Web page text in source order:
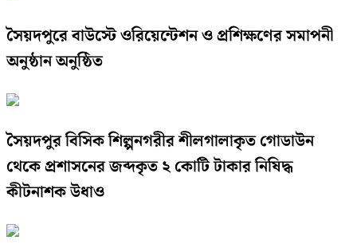
সৈয়দপুরে বাউস্টে ওরিয়েন্টেশন ও প্রশিক্ষণের সমাপনী
অনুষ্ঠান অনুষ্ঠিত
সৈয়দপুর বিসিক শিল্পনগরীর শীলগালাকৃত গোডাউন
থেকে প্রশাসনের জব্দকৃত ২ কোটি টাকার নিষিদ্ধ
কীটনাশক উধাও